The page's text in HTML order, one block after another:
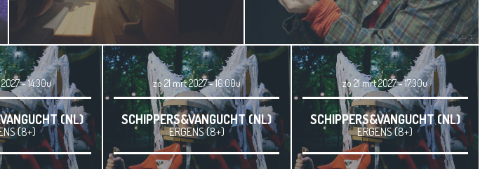
- 14.30u
(NL)
(8+)
zo 21 mrt 2027 - 16.00u
SCHIPPERS&VANGUCHT (NL)
ERGENS (8+)
zo 21 mrt 2027 - 17.30u
SCHIPPERS&VANGUCHT (NL)
ERGENS (8+)